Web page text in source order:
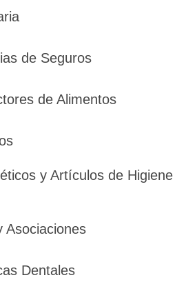
de Seguros
de Alimentos
y Artículos de Higiene
Asociaciones
Dentales